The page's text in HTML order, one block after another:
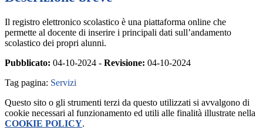
Il registro elettronico scolastico è una piattaforma online che
permette al docente di inserire i principali dati sull’andamento
scolastico dei propri alunni.
Pubblicato: 04-10-2024 - Revisione: 04-10-2024
Tag pagina: Servizi
Questo sito o gli strumenti terzi da questo utilizzati si avvalgono di
cookie necessari al funzionamento ed utili alle finalità illustrate nella
COOKIE POLICY.